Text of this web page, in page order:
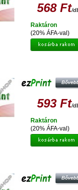
568 Ft/
(20% ÁFA-val)
Raktáron
593 Ft/
(20% ÁFA-val)
Raktáron